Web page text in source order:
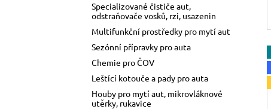
Specializované čističe aut,
odstraňovače vosků, rzi, usazenin
Multifunkční prostředky pro mytí aut
Sezónní přípravky pro auta
Chemie pro ČOV
Leštící kotouče a pady pro auta
Houby pro mytí aut, mikrovláknové
utěrky, rukavice